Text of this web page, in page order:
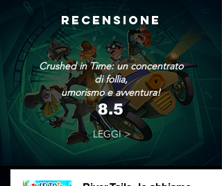
RECENSIONE
Crushed in Time: un concentrato
di follia,
umorismo e avventura!
8.5
LEGGI >